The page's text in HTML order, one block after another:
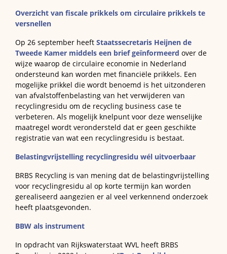
Overzicht van fiscale prikkels om circulaire prikkels te
versnellen
Op 26 september heeft Staatssecretaris Heijnen de
Tweede Kamer middels een brief geïnformeerd over de
wijze waarop de circulaire economie in Nederland
ondersteund kan worden met financiële prikkels. Een
mogelijke prikkel die wordt benoemd is het uitzonderen
van afvalstoffenbelasting van het verwijderen van
recyclingresidu om de recycling business case te
verbeteren. Als mogelijk knelpunt voor deze wenselijke
maatregel wordt verondersteld dat er geen geschikte
registratie van wat een recyclingresidu is bestaat.
Belastingvrijstelling recyclingresidu wél uitvoerbaar
BRBS Recycling is van mening dat de belastingvrijstelling
voor recyclingresidu al op korte termijn kan worden
gerealiseerd aangezien er al veel verkennend onderzoek
heeft plaatsgevonden.
BBW als instrument
In opdracht van Rijkswaterstaat WVL heeft BRBS